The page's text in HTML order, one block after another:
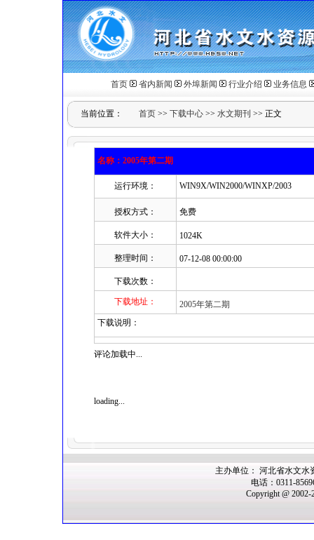
首页 省内新闻 外埠新闻 行业介绍 业务信息
当前位置： 首页 >> 下载中心 >> 水文期刊 >> 正文
名称：2005年第二期
运行环境： WIN9X/WIN2000/WINXP/2003
授权方式： 免费
软件大小： 1024K
整理时间： 07-12-08 00:00:00
下载次数：
下载地址：
2005年第二期
下载说明：
评论加载中...
loading...
主办单位： 河北省水文水
电话：0311-
Copyright @ 2002-